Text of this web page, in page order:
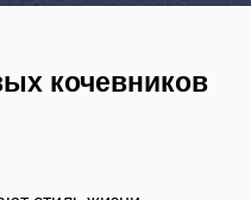
кочевников